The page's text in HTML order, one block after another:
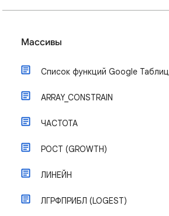
Массивы
Список функций Google Таблиц
ARRAY_CONSTRAIN
ЧАСТОТА
РОСТ (GROWTH)
ЛИНЕЙН
ЛГРФПРИБЛ (LOGEST)